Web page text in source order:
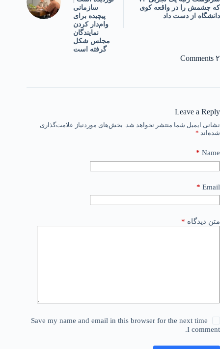
که چشمش را در واقعه کوی
دانشگاه از دست داد
سازمانی
پیچیده برای
وام‌دار کردن
نمایندگان
مجلس شکل
گرفته است
۲ Comments
Leave a Reply
نشانی ایمیل شما منتشر نخواهد شد. بخش‌های موردنیاز علامت‌گذاری
شده‌اند *
Name
*
Email
*
متن دیدگاه *
Save my name and email in this browser for the next time
I comment.